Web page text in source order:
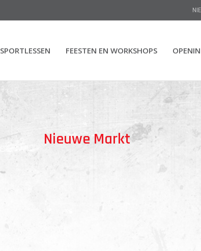
SPORTLESSEN FEESTEN EN WORKSHOPS
Nieuwe Markt